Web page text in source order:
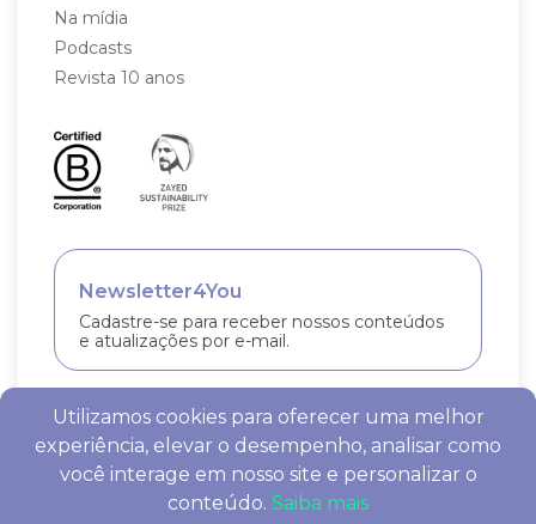
Na mídia
Podcasts
Revista 10 anos
Newsletter4You
Cadastre-se para receber nossos conteúdos
e atualizações por e-mail.
Stattus 4 © 2026. Todos Direitos Reservados. Criado por
Woolly
Utilizamos cookies para oferecer uma melhor
experiência, elevar o desempenho, analisar como
você interage em nosso site e personalizar o
conteúdo. Saiba mais